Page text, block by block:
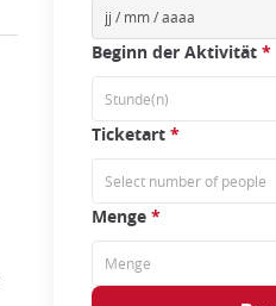
Beginn der Aktivität *
Ticketart *
Menge *